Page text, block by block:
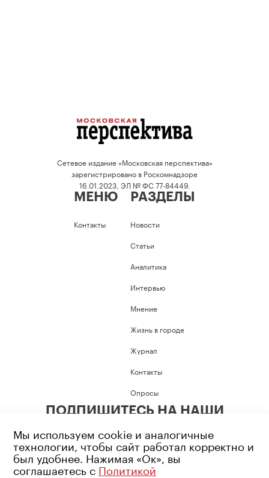
Сетевое издание «Московская перспектива»
зарегистрировано в Роскомнадзоре
16.01.2023, ЭЛ № ФС 77-84449.
МЕНЮ
Контакты
РАЗДЕЛЫ
Новости
Статьи
Аналитика
Интервью
Мнение
Жизнь в городе
Журнал
Контакты
Опросы
ПОДПИШИТЕСЬ НА НАШИ
Мы используем cookie и аналогичные
технологии, чтобы сайт работал корректно и
был удобнее. Нажимая «Ок», вы
соглашаетесь с Политикой